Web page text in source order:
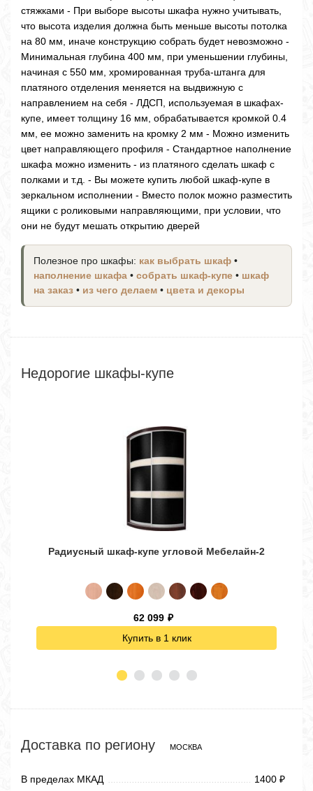
стяжками - При выборе высоты шкафа нужно учитывать,
что высота изделия должна быть меньше высоты потолка
на 80 мм, иначе конструкцию собрать будет невозможно -
Минимальная глубина 400 мм, при уменьшении глубины,
начиная с 550 мм, хромированная труба-штанга для
платяного отделения меняется на выдвижную с
направлением на себя - ЛДСП, используемая в шкафах-
купе, имеет толщину 16 мм, обрабатывается кромкой 0.4
мм, ее можно заменить на кромку 2 мм - Можно изменить
цвет направляющего профиля - Стандартное наполнение
шкафа можно изменить - из платяного сделать шкаф с
полками и т.д. - Вы можете купить любой шкаф-купе в
зеркальном исполнении - Вместо полок можно разместить
ящики с роликовыми направляющими, при условии, что
они не будут мешать открытию дверей
Полезное про шкафы: как выбрать шкаф •
наполнение шкафа • собрать шкаф-купе • шкаф
на заказ • из чего делаем • цвета и декоры
Недорогие шкафы-купе
Радиусный шкаф-купе угловой Мебелайн-2
62 099 ₽
Купить в 1 клик
Доставка по региону МОСКВА
В пределах МКАД 1400 ₽